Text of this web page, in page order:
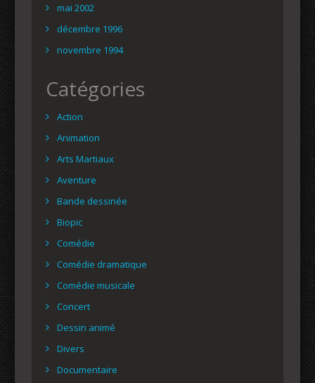
mai 2002
décembre 1996
novembre 1994
Catégories
Action
Animation
Arts Martiaux
Aventure
Bande dessinée
Biopic
Comédie
Comédie dramatique
Comédie musicale
Concert
Dessin animé
Divers
Documentaire